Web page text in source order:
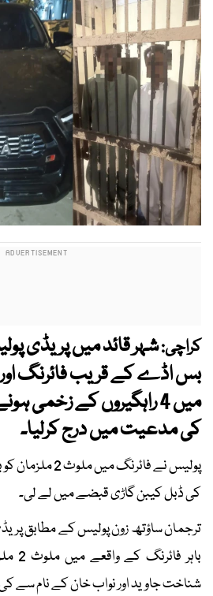
کراچی:شہر قائد میں پریڈی
بس اڈے کے قریب فائرنگ
میں 4 راہگیروں کے زخمی
کی مدعیت میں درج کرلیا۔
پولیس نے فائرنگ
کی ڈبل کیبن گاڑی قبضے میں لے لی۔
ترجمان ساؤتھ زون پولیس کے مطابق
شناخت جاوید اور نواب خان کے نام سے